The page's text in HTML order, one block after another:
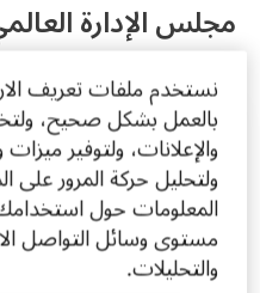
مجلس الإدارة
نستخدم ملفات تعريف
بالعمل بشكل صحيح،
والإعلانات، ولتوفير
ولتحليل حركة المرور على
المعلومات حول
مستوى وسائل التواصل
والتحليلات.